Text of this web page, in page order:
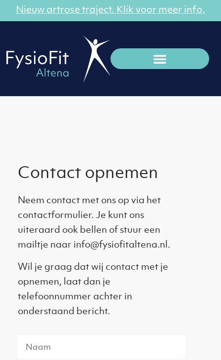
Nieuw artrose traject. Klik voor meer info.
Contact opnemen
Neem contact met ons op via het
contactformulier. Je kunt ons
uiteraard ook bellen of stuur een
mailtje naar info@fysiofitaltena.nl.
Wil je graag dat wij contact met je
opnemen, laat dan je
telefoonnummer achter in
onderstaand bericht.